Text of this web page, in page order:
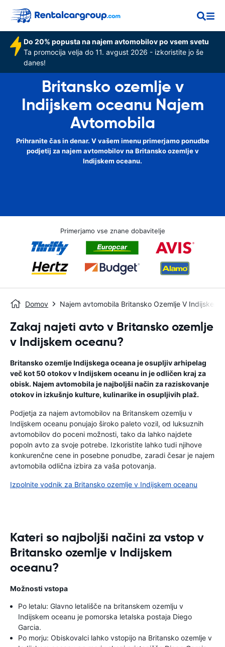
Do 20% popusta na najem avtomobilov po vsem svetu
Ta promocija velja do 11. avgust 2026 - izkoristite jo še
danes!
Britansko ozemlje v
Indijskem oceanu Najem
Avtomobila
Prihranite čas in denar. V vašem imenu primerjamo ponudbe
podjetij za najem avtomobilov na Britansko ozemlje v
Indijskem oceanu.
Primerjamo vse znane dobavitelje
Domov Najem avtomobila Britansko Ozemlje V Indijskem
Zakaj najeti avto v Britansko ozemlje
v Indijskem oceanu?
Britansko ozemlje Indijskega oceana je osupljiv arhipelag
več kot 50 otokov v Indijskem oceanu in je odličen kraj za
obisk. Najem avtomobila je najboljši način za raziskovanje
otokov in izkušnjo kulture, kulinarike in osupljivih plaž.
Podjetja za najem avtomobilov na Britanskem ozemlju v
Indijskem oceanu ponujajo široko paleto vozil, od luksuznih
avtomobilov do poceni možnosti, tako da lahko najdete
popoln avto za svoje potrebe. Izkoristite lahko tudi njihove
konkurenčne cene in posebne ponudbe, zaradi česar je najem
avtomobila odlična izbira za vaša potovanja.
Izpolnite vodnik za Britansko ozemlje v Indijskem oceanu
Kateri so najboljši načini za vstop v
Britansko ozemlje v Indijskem
oceanu?
Možnosti vstopa
Po letalu: Glavno letališče na britanskem ozemlju v
Indijskem oceanu je pomorska letalska postaja Diego
Garcia.
Po morju: Obiskovalci lahko vstopijo na Britansko ozemlje v